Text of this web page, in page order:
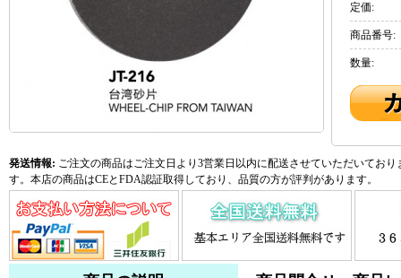
定価:
商品番号:
数量:
発送情報: ご注文の商品はご注文日より3営業日以内に配送させていただいてお
す。本店の商品はCEとFDA認証取得しており、品質の方が評判があります。